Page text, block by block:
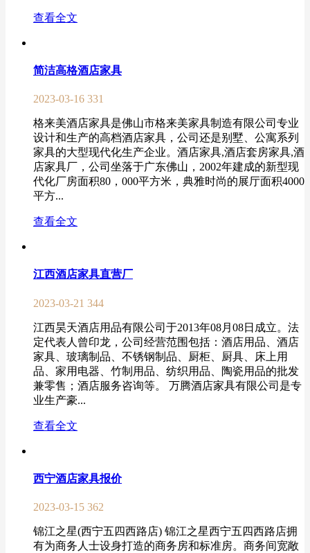
查看全文
简洁高格酒店家具
2023-03-16 331
格来美酒店家具是佛山市格来美家具制造有限公司专业
设计和生产的高档酒店家具，公司还是别墅、公寓系列
家具的大型现代化生产企业。酒店家具,酒店套房家具,酒
店家具厂，公司坐落于广东佛山，2002年建成的新型现
代化厂房面积80，000平方米，典雅时尚的展厅面积4000
平方...
查看全文
江西酒店家具直营厂
2023-03-21 344
江西昊天酒店用品有限公司于2013年08月08日成立。法
定代表人曾印龙，公司经营范围包括：酒店用品、酒店
家具、玻璃制品、不锈钢制品、厨柜、厨具、床上用
品、家用电器、竹制用品、纺织用品、陶瓷用品的批发
兼零售；酒店服务咨询等。 万腾酒店家具有限公司是专
业生产豪...
查看全文
西宁酒店家具报价
2023-03-15 362
锦江之星(西宁五四西路店) 锦江之星西宁五四西路店拥
有为商务人士设身打造的商务房和标准房。商务间宽敞